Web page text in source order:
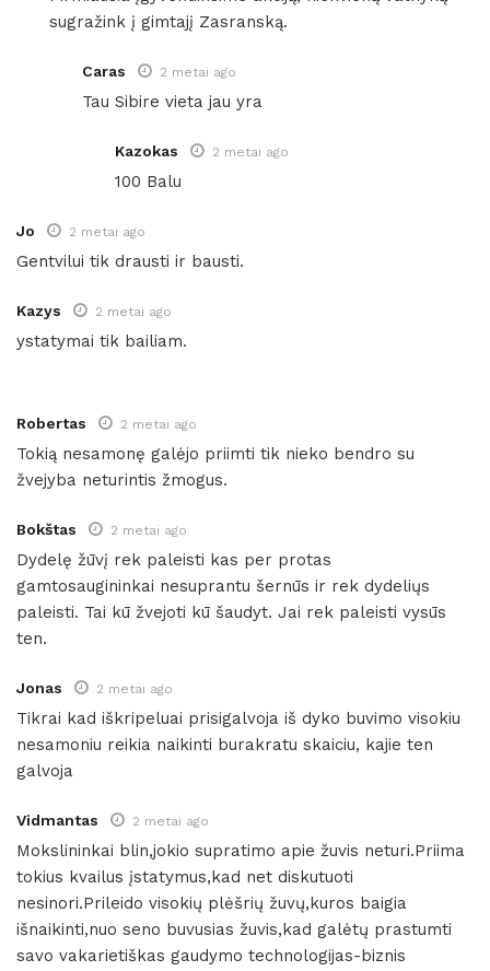
sugražink į gimtajį Zasranską.
Caras 2 metai ago
Tau Sibire vieta jau yra
Kazokas 2 metai ago
100 Balu
Jo 2 metai ago
Gentvilui tik drausti ir bausti.
Kazys 2 metai ago
ystatymai tik bailiam.
Robertas 2 metai ago
Tokią nesamonę galėjo priimti tik nieko bendro su
žvejyba neturintis žmogus.
Bokštas 2 metai ago
Dydelę žūvį rek paleisti kas per protas
gamtosaugininkai nesuprantu šernūs ir rek dydeliųs
paleisti. Tai kū žvejoti kū šaudyt. Jai rek paleisti vysūs
ten.
Jonas 2 metai ago
Tikrai kad iškripeluai prisigalvoja iš dyko buvimo visokiu
nesamoniu reikia naikinti burakratu skaiciu, kajie ten
galvoja
Vidmantas 2 metai ago
Mokslininkai blin,jokio supratimo apie žuvis neturi.Priima
tokius kvailus įstatymus,kad net diskutuoti
nesinori.Prileido visokių plėšrių žuvų,kuros baigia
išnaikinti,nuo seno buvusias žuvis,kad galėtų prastumti
savo vakarietiškas gaudymo technologijas-biznis